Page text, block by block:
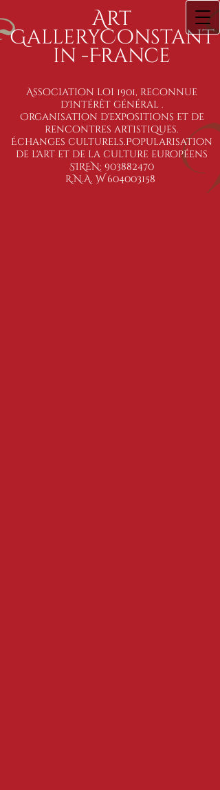
Art
GalleryConstant
in -France
Association loi 1901, reconnue
d'intérêt général .
Organisation d'expositions et de
rencontres artistiques.
Échanges culturels.Popularisation
de l'art et de la culture européens
SIREN: 903882470
R.N.A. W 604003158